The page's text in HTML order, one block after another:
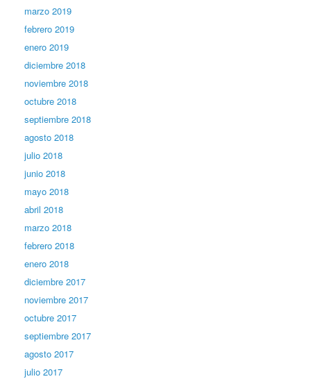
marzo 2019
febrero 2019
enero 2019
diciembre 2018
noviembre 2018
octubre 2018
septiembre 2018
agosto 2018
julio 2018
junio 2018
mayo 2018
abril 2018
marzo 2018
febrero 2018
enero 2018
diciembre 2017
noviembre 2017
octubre 2017
septiembre 2017
agosto 2017
julio 2017